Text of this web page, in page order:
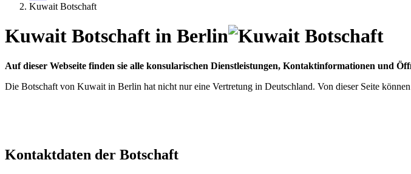
Visum beantragen
Kuwait Botschaft
Kuwait Botschaft in Berlin
Auf dieser Webseite finden sie alle konsularischen Dienstleistungen, Kontaktinformationen und
Die Botschaft von Kuwait in Berlin hat nicht nur eine Vertretung in Deutschland. Von dieser Seite
Kontaktdaten der Botschaft